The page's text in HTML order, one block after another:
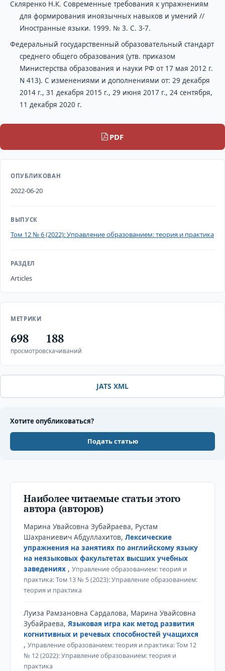
Скляренко Н.К. Современные требования к упражнениям
для формирования иноязычных навыков и умений //
Иностранные языки. 1999. № 3. С. 3-7.
Федеральный государственный образовательный стандарт
среднего общего образования (утв. приказом
Министерства образования и науки РФ от 17 мая 2012 г.
N 413). С изменениями и дополнениями от: 29 декабря
2014 г., 31 декабря 2015 г., 29 июня 2017 г., 24 сентября,
11 декабря 2020 г.
PDF
ОПУБЛИКОВАН
2022-06-20
ВЫПУСК
Том 12 № 6 (2022): Управление образованием: теория и практика
РАЗДЕЛ
Articles
МЕТРИКИ
698
просмотров
188
скачиваний
JATS XML
Хотите опубликоваться?
Подать статью
Наиболее читаемые статьи этого
автора (авторов)
Марина Увайсовна Зубайраева, Рустам
Шахраниевич Абдуллахитов, Лексические
упражнения на занятиях по английскому языку
на неязыковых факультетах высших учебных
заведениях , Управление образованием: теория и
практика: Том 13 № 5 (2023): Управление образованием:
теория и практика
Луиза Рамзановна Сардалова, Марина Увайсовна
Зубайраева, Языковая игра как метод развития
когнитивных и речевых способностей учащихся
, Управление образованием: теория и практика: Том 12
№ 12 (2022): Управление образованием: теория и
практика